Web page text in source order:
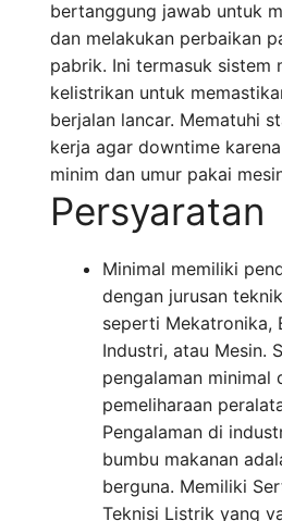
bertanggung jawab untuk
dan melakukan perbaikan
pabrik. Ini termasuk sistem
kelistrikan untuk
berjalan lancar. Mematuhi
kerja agar downtime
minim dan umur pakai
Persyaratan
Minimal memiliki
dengan jurusan
seperti Mekatronika,
Industri, atau Mesin.
pengalaman minimal
pemeliharaan
Pengalaman di
bumbu makanan
berguna. Memiliki
Teknisi Listrik yang